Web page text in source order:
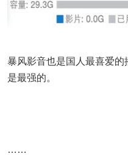
暴风影音也是国人最喜爱
是最强的。
……